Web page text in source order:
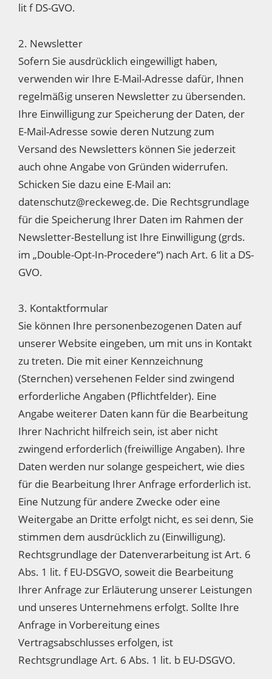
lit f DS-GVO.
2. Newsletter
Sofern Sie ausdrücklich eingewilligt haben,
verwenden wir Ihre E-Mail-Adresse dafür, Ihnen
regelmäßig unseren Newsletter zu übersenden.
Ihre Einwilligung zur Speicherung der Daten, der
E-Mail-Adresse sowie deren Nutzung zum
Versand des Newsletters können Sie jederzeit
auch ohne Angabe von Gründen widerrufen.
Schicken Sie dazu eine E-Mail an:
datenschutz@reckeweg.de. Die Rechtsgrundlage
für die Speicherung Ihrer Daten im Rahmen der
Newsletter-Bestellung ist Ihre Einwilligung (grds.
im „Double-Opt-In-Procedere“) nach Art. 6 lit a DS-
GVO.
3. Kontaktformular
Sie können Ihre personenbezogenen Daten auf
unserer Website eingeben, um mit uns in Kontakt
zu treten. Die mit einer Kennzeichnung
(Sternchen) versehenen Felder sind zwingend
erforderliche Angaben (Pflichtfelder). Eine
Angabe weiterer Daten kann für die Bearbeitung
Ihrer Nachricht hilfreich sein, ist aber nicht
zwingend erforderlich (freiwillige Angaben). Ihre
Daten werden nur solange gespeichert, wie dies
für die Bearbeitung Ihrer Anfrage erforderlich ist.
Eine Nutzung für andere Zwecke oder eine
Weitergabe an Dritte erfolgt nicht, es sei denn, Sie
stimmen dem ausdrücklich zu (Einwilligung).
Rechtsgrundlage der Datenverarbeitung ist Art. 6
Abs. 1 lit. f EU-DSGVO, soweit die Bearbeitung
Ihrer Anfrage zur Erläuterung unserer Leistungen
und unseres Unternehmens erfolgt. Sollte Ihre
Anfrage in Vorbereitung eines
Vertragsabschlusses erfolgen, ist
Rechtsgrundlage Art. 6 Abs. 1 lit. b EU-DSGVO.